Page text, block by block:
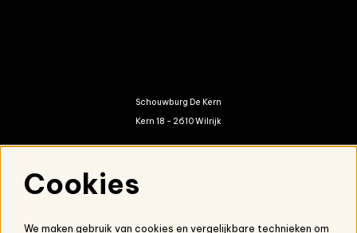
Schouwburg De Kern
Kern 18 - 2610 Wilrijk
Cookies
We maken gebruik van cookies en vergelijkbare technieken om